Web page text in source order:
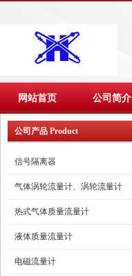
网站首页 公司简介
公司产品 Product
信号隔离器
气体涡轮流量计、涡轮流量计
热式气体质量流量计
液体质量流量计
电磁流量计